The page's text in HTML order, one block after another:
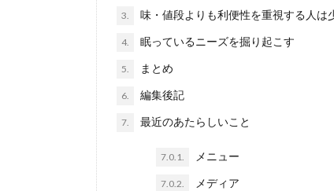
3. 味・値段よりも利便性を重視する人は
4. 眠っているニーズを掘り起こす
5. まとめ
6. 編集後記
7. 最近のあたらしいこと
7.0.1. メニュー
7.0.2. メディア